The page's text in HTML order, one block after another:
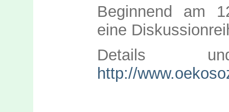
Beginnend am
eine
Details
http://